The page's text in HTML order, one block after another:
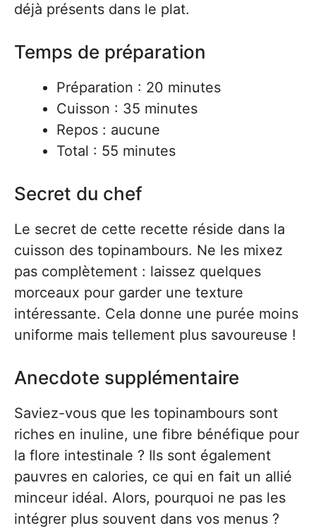
déjà présents dans le plat.
Temps de préparation
Préparation : 20 minutes
Cuisson : 35 minutes
Repos : aucune
Total : 55 minutes
Secret du chef
Le secret de cette recette réside dans la
cuisson des topinambours. Ne les mixez
pas complètement : laissez quelques
morceaux pour garder une texture
intéressante. Cela donne une purée moins
uniforme mais tellement plus savoureuse !
Anecdote supplémentaire
Saviez-vous que les topinambours sont
riches en inuline, une fibre bénéfique pour
la flore intestinale ? Ils sont également
pauvres en calories, ce qui en fait un allié
minceur idéal. Alors, pourquoi ne pas les
intégrer plus souvent dans vos menus ?